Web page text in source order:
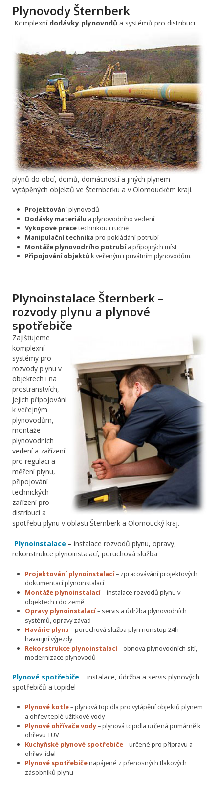
Plynovody Šternberk
Komplexní dodávky plynovodů a systémů pro distribuci
plynů do obcí, domů, domácností a jiných plynem
vytápěných objektů ve Šternberku a v Olomouckém kraji.
Projektováníplynovodů
Dodávky materiálu a plynovodního vedení
Výkopové prácetechnikou i ručně
Manipulační technika pro pokládání potrubí
Montáže plynovodního potrubía přípojných míst
Připojování objektůk veřeným i privátním plynovodům.
Plynoinstalace Šternberk –
rozvody plynu a plynové
spotřebiče
Zajišťujeme
komplexní
systémy pro
rozvody plynu v
objektech i na
prostranstvích,
jejich připojování
k veřejným
plynovodům,
montáže
plynovodních
vedení a zařízení
pro regulaci a
měření plynu,
připojování
technických
zařízení pro
distribuci a
spotřebu plynu v oblasti Šternberk a Olomoucký kraj.
Plynoinstalace – instalace rozvodů plynu, opravy,
rekonstrukce plynoinstalací, poruchová služba
Projektování plynoinstalací– zpracovávání projektových
dokumentací plynoinstalací
Montáže plynoinstalací– instalace rozvodů plynu v
objektech i do země
Opravy plynoinstalací– servis a údržba plynovodních
systémů, opravy závad
Havárie plynu – poruchová služba plyn nonstop 24h –
havarijní výjezdy
Rekonstrukce plynoinstalací– obnova plynovodních sítí,
modernizace plynovodů
Plynové spotřebiče – instalace, údržba a servis plynových
spotřebičů a topidel
Plynové kotle– plynová topidla pro vytápění objektů plynem
a ohřev teplé užitkové vody
Plynové ohřívače vody– plynová topidla určená primárně k
ohřevu TUV
Kuchyňské plynové spotřebiče– určené pro přípravu a
ohřev jídel
Plynové spotřebičenapájené z přenosných tlakových
zásobníků plynu